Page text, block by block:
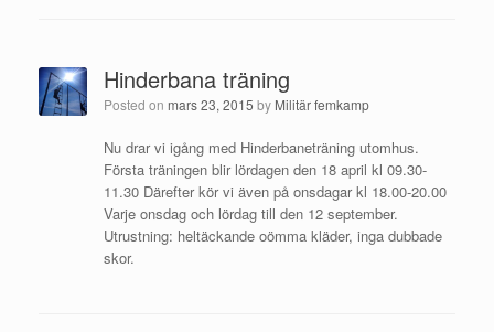
Hinderbana träning
Posted on mars 23, 2015 by Militär femkamp
Nu drar vi igång med Hinderbaneträning utomhus.
Första träningen blir lördagen den 18 april kl 09.30-
11.30 Därefter kör vi även på onsdagar kl 18.00-20.00
Varje onsdag och lördag till den 12 september.
Utrustning: heltäckande oömma kläder, inga dubbade
skor.